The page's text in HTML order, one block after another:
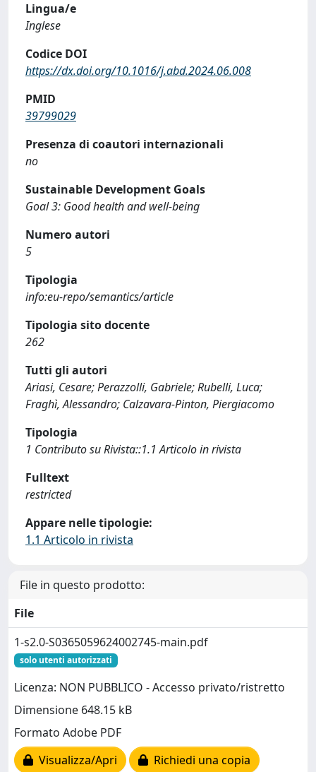
Lingua/e
Inglese
Codice DOI
https://dx.doi.org/10.1016/j.abd.2024.06.008
PMID
39799029
Presenza di coautori internazionali
no
Sustainable Development Goals
Goal 3: Good health and well-being
Numero autori
5
Tipologia
info:eu-repo/semantics/article
Tipologia sito docente
262
Tutti gli autori
Ariasi, Cesare; Perazzolli, Gabriele; Rubelli, Luca;
Fraghì, Alessandro; Calzavara-Pinton, Piergiacomo
Tipologia
1 Contributo su Rivista::1.1 Articolo in rivista
Fulltext
restricted
Appare nelle tipologie:
1.1 Articolo in rivista
File in questo prodotto:
File
1-s2.0-S0365059624002745-main.pdf
solo utenti autorizzati
Licenza: NON PUBBLICO - Accesso privato/ristretto
Dimensione 648.15 kB
Formato Adobe PDF
Visualizza/Apri
Richiedi una copia